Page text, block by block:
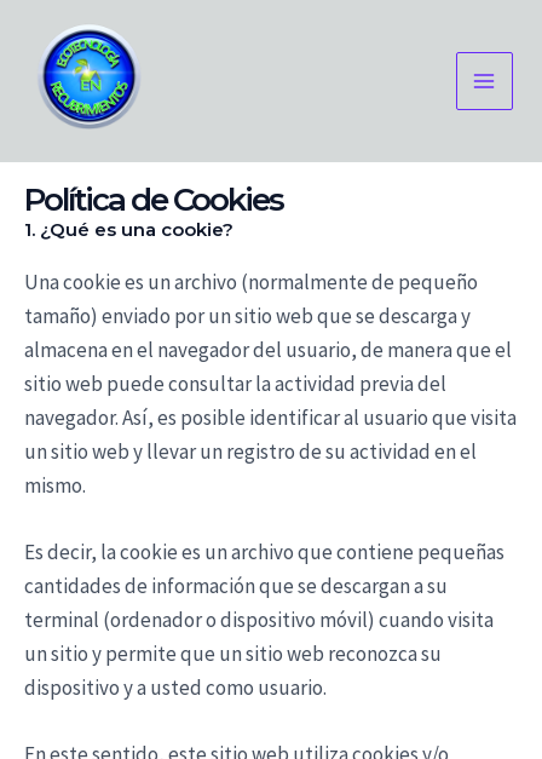
contenido
Política de Cookies
1. ¿Qué es una cookie?
Una cookie es un archivo (normalmente de pequeño
tamaño) enviado por un sitio web que se descarga y
almacena en el navegador del usuario, de manera que el
sitio web puede consultar la actividad previa del
navegador. Así, es posible identificar al usuario que visita
un sitio web y llevar un registro de su actividad en el
mismo.
Es decir, la cookie es un archivo que contiene pequeñas
cantidades de información que se descargan a su
terminal (ordenador o dispositivo móvil) cuando visita
un sitio y permite que un sitio web reconozca su
dispositivo y a usted como usuario.